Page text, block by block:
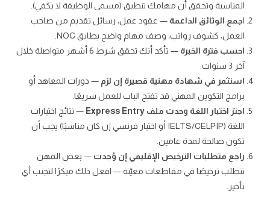
المناسبة وتحقق أن مهامك تنطبق (مسمى الوظيفة لا يكفي).
اجمع الوثائق الداعمة — عقود عمل، رسائل تقديم من صاحب
العمل، كشوف رواتب، وصف مهام واضح يطابق NOC.
احسب فترة الخبرة
— تأكد أنك تحقق شرط 6 أشهر متواصلة خلال
آخر 3 سنوات.
استثمر في شهادة مهنية قصيرة إن لزم — دورات المعاهد أو
برامج التكوين المهني قد تفتح الباب للعمل سريعًا.
اجتز اختبار اللغة وحدث ملف Express Entry
— نتائج اختبارات
اللغة (IELTS/CELPIP أو اختبار فرنسي إن كان مناسبًا) يجب أن
تكون صالحة لمدة عامين.
راجع متطلبات الترخيص الإقليمي إن وُجدت — بعض المهن
تتطلب ترخيصًا في مقاطعات معيّنة — افعل ذلك مبكرًا لتجنب أي
تأخير.